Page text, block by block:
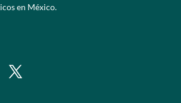
en México.